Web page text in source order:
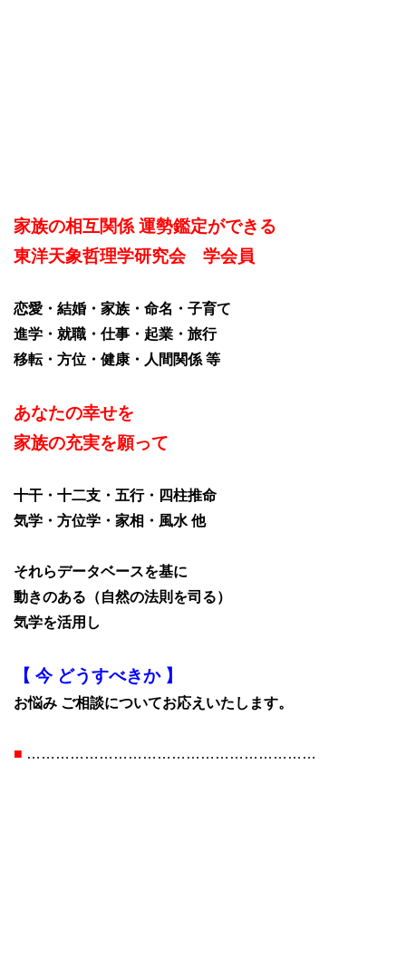
家族の相互関係 運勢鑑定ができる
東洋天象哲理学研究会 学会員
恋愛・結婚・家族・命名・子育て
進学・就職・仕事・起業・旅行
移転・方位・健康・人間関係 等
あなたの幸せを
家族の充実を願って
十干・十二支・五行・四柱推命
気学・方位学・家相・風水 他
それらデータベースを基に
動きのある（自然の法則を司る）
気学を活用し
【 今 どうすべきか 】
お悩み ご相談についてお応えいたします。
■ ……………………………………………………